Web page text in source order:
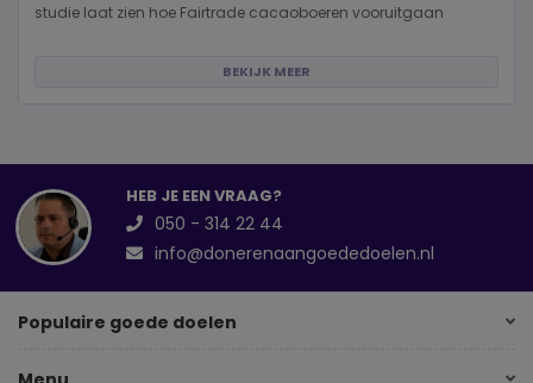
studie laat zien hoe Fairtrade cacaoboeren vooruitgaan
BEKIJK MEER
HEB JE EEN VRAAG?
050 - 314 22 44
info@donerenaangoededoelen.nl
Populaire goede doelen